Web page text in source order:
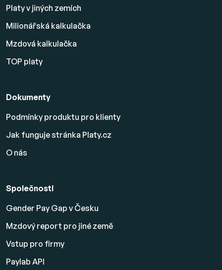
Platy v jiných zemích
Milionářská kalkulačka
Mzdová kalkulačka
TOP platy
Dokumenty
Podmínky produktu pro klienty
Jak funguje stránka Platy.cz
O nás
Společnosti
Gender Pay Gap v Česku
Mzdový report pro jiné země
Vstup pro firmy
Paylab API